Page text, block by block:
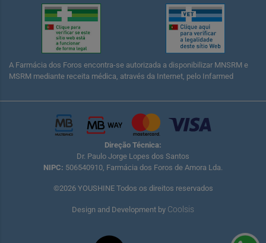
A Farmácia dos Foros encontra-se autorizada a disponibilizar MNSRM e
MSRM mediante receita médica, através da Internet, pelo Infarmed
Direção Técnica:
Dr. Paulo Jorge Lopes dos Santos
NIPC: 506540910, Farmácia dos Foros de Amora Lda.
©2026 YOUSHINE Todos os direitos reservados
Design and Development by Coolsis